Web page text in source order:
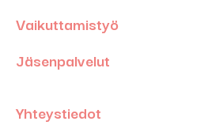
Vaikuttamistyö
Jäsenpalvelut
Yhteystiedot